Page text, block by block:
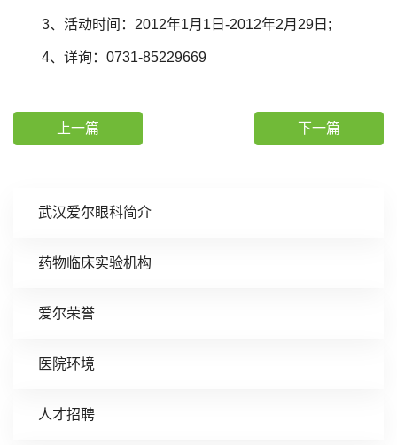
武汉爱尔眼科简介
药物临床实验机构
爱尔荣誉
医院环境
人才招聘
3、活动时间：2012年1月1日-2012年2月29日;
4、详询：0731-85229669
上一篇 下一篇